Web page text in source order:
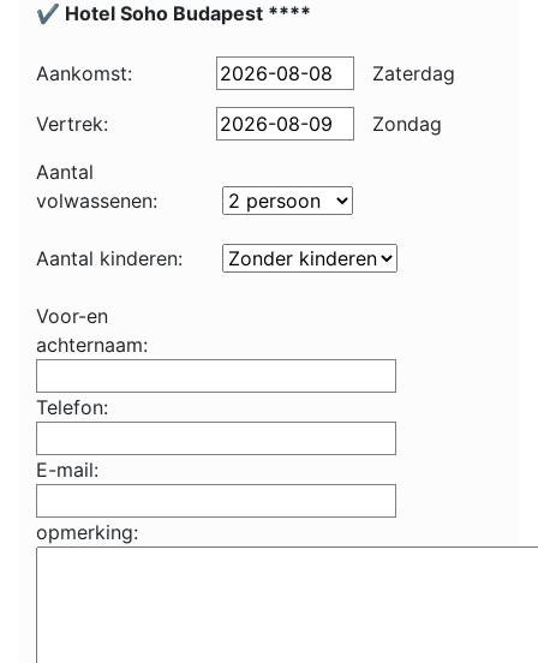
✔️ Hotel Soho Budapest ****
Aankomst: Zaterdag
Vertrek:
Zondag
Aantal
volwassenen:
Aantal kinderen:
Voor-en
achternaam:
Telefon:
E-mail:
opmerking: